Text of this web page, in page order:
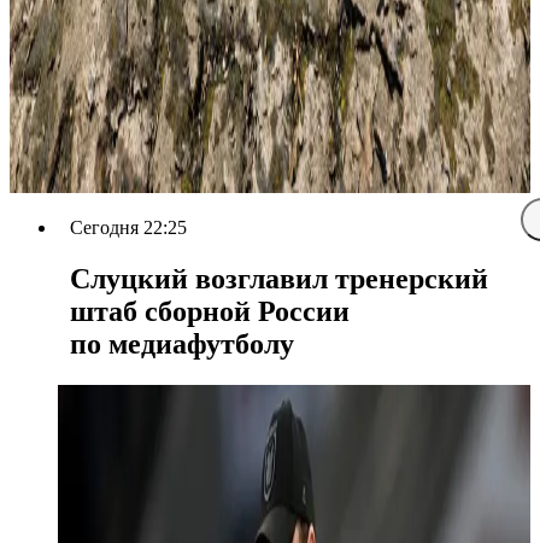
Сегодня 22:25
Слуцкий возглавил тренерский
штаб сборной России
по медиафутболу